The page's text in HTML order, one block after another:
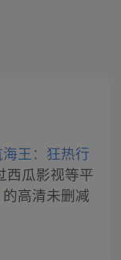
海王：狂热行
西瓜影视等平
的高清未删减